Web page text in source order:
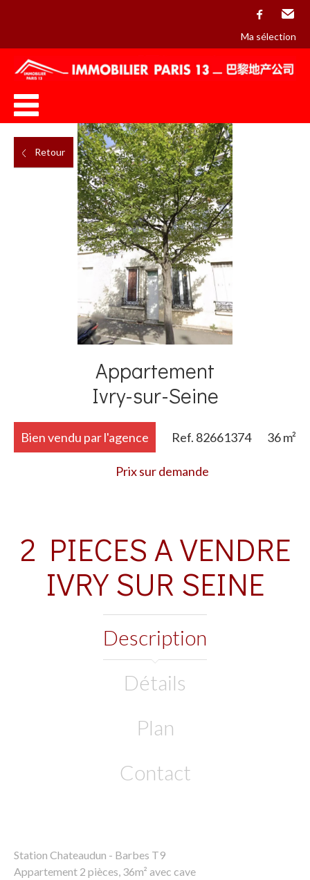
facebook
Email
Ma sélection
Retour
Appartement
Ivry-sur-Seine
Bien vendu par l'agence Ref. 82661374 36 m²
Prix sur demande
2 PIECES A VENDRE
IVRY SUR SEINE
Description
Détails
Plan
Contact
Station Chateaudun - Barbes T9
Appartement 2 pièces, 36m² avec cave